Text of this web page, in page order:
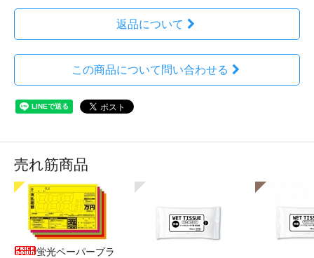
返品について
この商品について問い合わせる
売れ筋商品
蛍光ペーパープラ